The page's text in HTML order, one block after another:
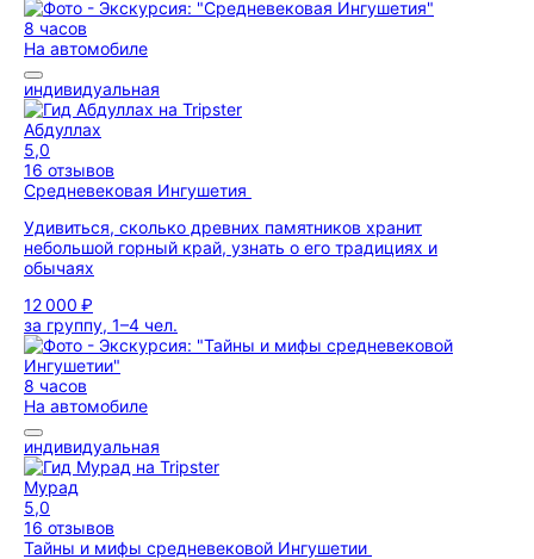
8 часов
На автомобиле
индивидуальная
Абдуллах
5,0
16 отзывов
Средневековая Ингушетия
Удивиться, сколько древних памятников хранит
небольшой горный край, узнать о его традициях и
обычаях
12 000 ₽
за группу, 1–4 чел.
8 часов
На автомобиле
индивидуальная
Мурад
5,0
16 отзывов
Тайны и мифы средневековой Ингушетии